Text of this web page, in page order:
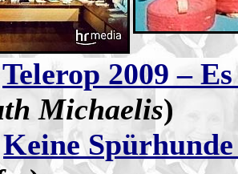
Telerop 2009 –
Michaelis)
Keine